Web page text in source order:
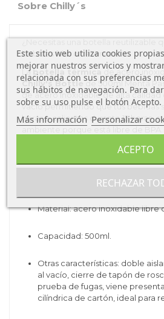
Sobre Chilly´s
bebidas frías o calientes?
Labotella térmica de acero
Chilly's Bottle de 500ml Menta
de acero inoxidable de alta
vacío permitiendo que tus bebidas
horas o calientes durante 12 horas,
Características de la
Tipo de producto: botella
Material: acero inoxidable libre
Capacidad: 500ml.
Otras características: doble
al vacío, cierre de tapón de
prueba de fugas, viene
cilíndrica de cartón, ideal para
Este sitio web utiliza cookies
mejorar nuestros servicios y
relacionada con sus preferencias
sus hábitos de navegación. Para
sobre su uso pulse el botón Acepto.
Más información Personalizar
RECHAZAR
ACEPTO